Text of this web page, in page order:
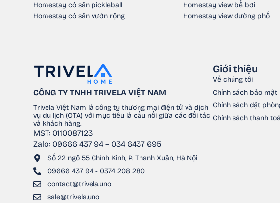
Homestay có sân pickleball
Homestay có sân vườn rộng
Homestay view bể bơi
Homestay view đường phố
CÔNG TY TNHH TRIVELA VIỆT NAM
Trivela Việt Nam là công ty thương mại điện tử và dịch
vụ du lịch (OTA) với mục tiêu là cầu nối giữa các đối tác
và khách hàng.
MST: 0110087123
Zalo: 09666 437 94 – 034 6437 695
Số 22 ngõ 55 Chính Kinh, P. Thanh Xuân, Hà Nội
09666 437 94 - 0374 208 280
contact@trivela.uno
sale@trivela.uno
Giới thiệu
Về chúng tôi
Chính sách bảo mật
Chính sách đặt
Chính sách thanh